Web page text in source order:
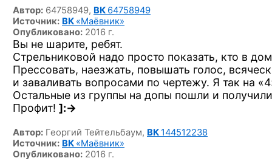
Автор: 64758949, ВК 64758949
Источник: ВК «Маёвник»
Опубликовано: 2016 г.
Вы не шарите, ребят.
Стрельниковой надо просто показать, кто в
Прессовать, наезжать, повышать голос,
и заваливать вопросами по чертежу. Я так на
Остальные из группы на допы пошли и
Профит! ]:->
Автор: Георгий Тейтельбаум, ВК144512238
Источник: ВК «Маёвник»
Опубликовано: 2016 г.